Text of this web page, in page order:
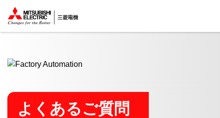
ここから本文
よくあるご質問